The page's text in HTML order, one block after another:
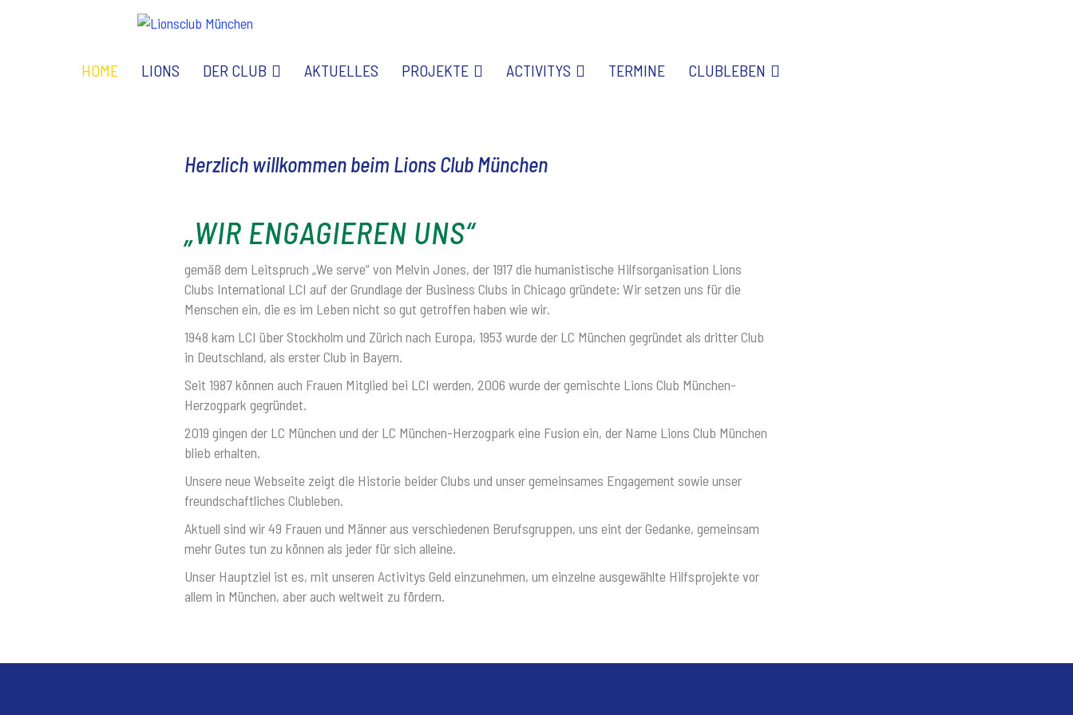
HOME LIONS DER CLUB AKTUELLES PROJEKTE ACTIVITYS TERMINE CLUBLEBEN
Herzlich willkommenbeim Lions Club München
„WIR ENGAGIEREN UNS“
gemäß dem Leitspruch „We serve“ von Melvin Jones, der 1917 die humanistische Hilfsorganisation Lions
Clubs International LCI auf der Grundlage der Business Clubs in Chicago gründete: Wir setzen uns für die
Menschen ein, die es im Leben nicht so gut getroffen haben wie wir.
1948 kam LCI über Stockholm und Zürich nach Europa, 1953 wurde der LC München gegründet als dritter Club
in Deutschland, als erster Club in Bayern.
Seit 1987 können auch Frauen Mitglied bei LCI werden, 2006 wurde der gemischte Lions Club München-
Herzogpark gegründet.
2019 gingen der LC München und der LC München-Herzogpark eine Fusion ein, der Name Lions Club München
blieb erhalten.
Unsere neue Webseite zeigt die Historie beider Clubs und unser gemeinsames Engagement sowie unser
freundschaftliches Clubleben.
Aktuell sind wir 49 Frauen und Männer aus verschiedenen Berufsgruppen, uns eint der Gedanke, gemeinsam
mehr Gutes tun zu können als jeder für sich alleine.
Unser Hauptziel ist es, mit unseren Activitys Geld einzunehmen, um einzelne ausgewählte Hilfsprojekte vor
allem in München, aber auch weltweit zu fördern.